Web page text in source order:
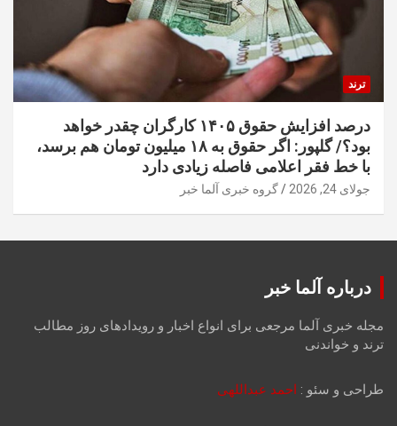
ترند
درصد افزایش حقوق ۱۴۰۵ کارگران چقدر خواهد
بود؟/ گلپور: اگر حقوق به ۱۸ میلیون تومان هم برسد،
با خط فقر اعلامی فاصله زیادی دارد
جولای 24, 2026 گروه خبری آلما خبر
درباره آلما خبر
مجله خبری آلما مرجعی برای انواع اخبار و رویدادهای روز مطالب
ترند و خواندنی
طراحی و سئو : احمد عبداللهی